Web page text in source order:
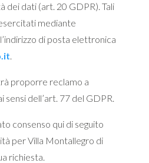
dei dati (art. 20 GDPR). Tali
mediante
di posta elettronica
.
proporre reclamo a
sensi dell’art. 77 del GDPR.
consenso qui di seguito
per Villa Montallegro di
richiesta.